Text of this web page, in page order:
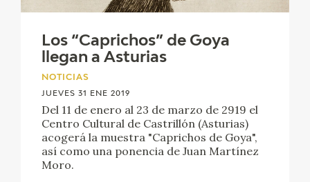
CRONOLOGÍA
CATÁLOGO
GOYA EN EL MUNDO
Los “Caprichos” de Goya
llegan a Asturias
NOTICIAS
JUEVES 31 ENE 2019
Del 11 de enero al 23 de marzo de 2919 el
Centro Cultural de Castrillón (Asturias)
acogerá la muestra "Caprichos de Goya",
así como una ponencia de Juan Martínez
Moro.